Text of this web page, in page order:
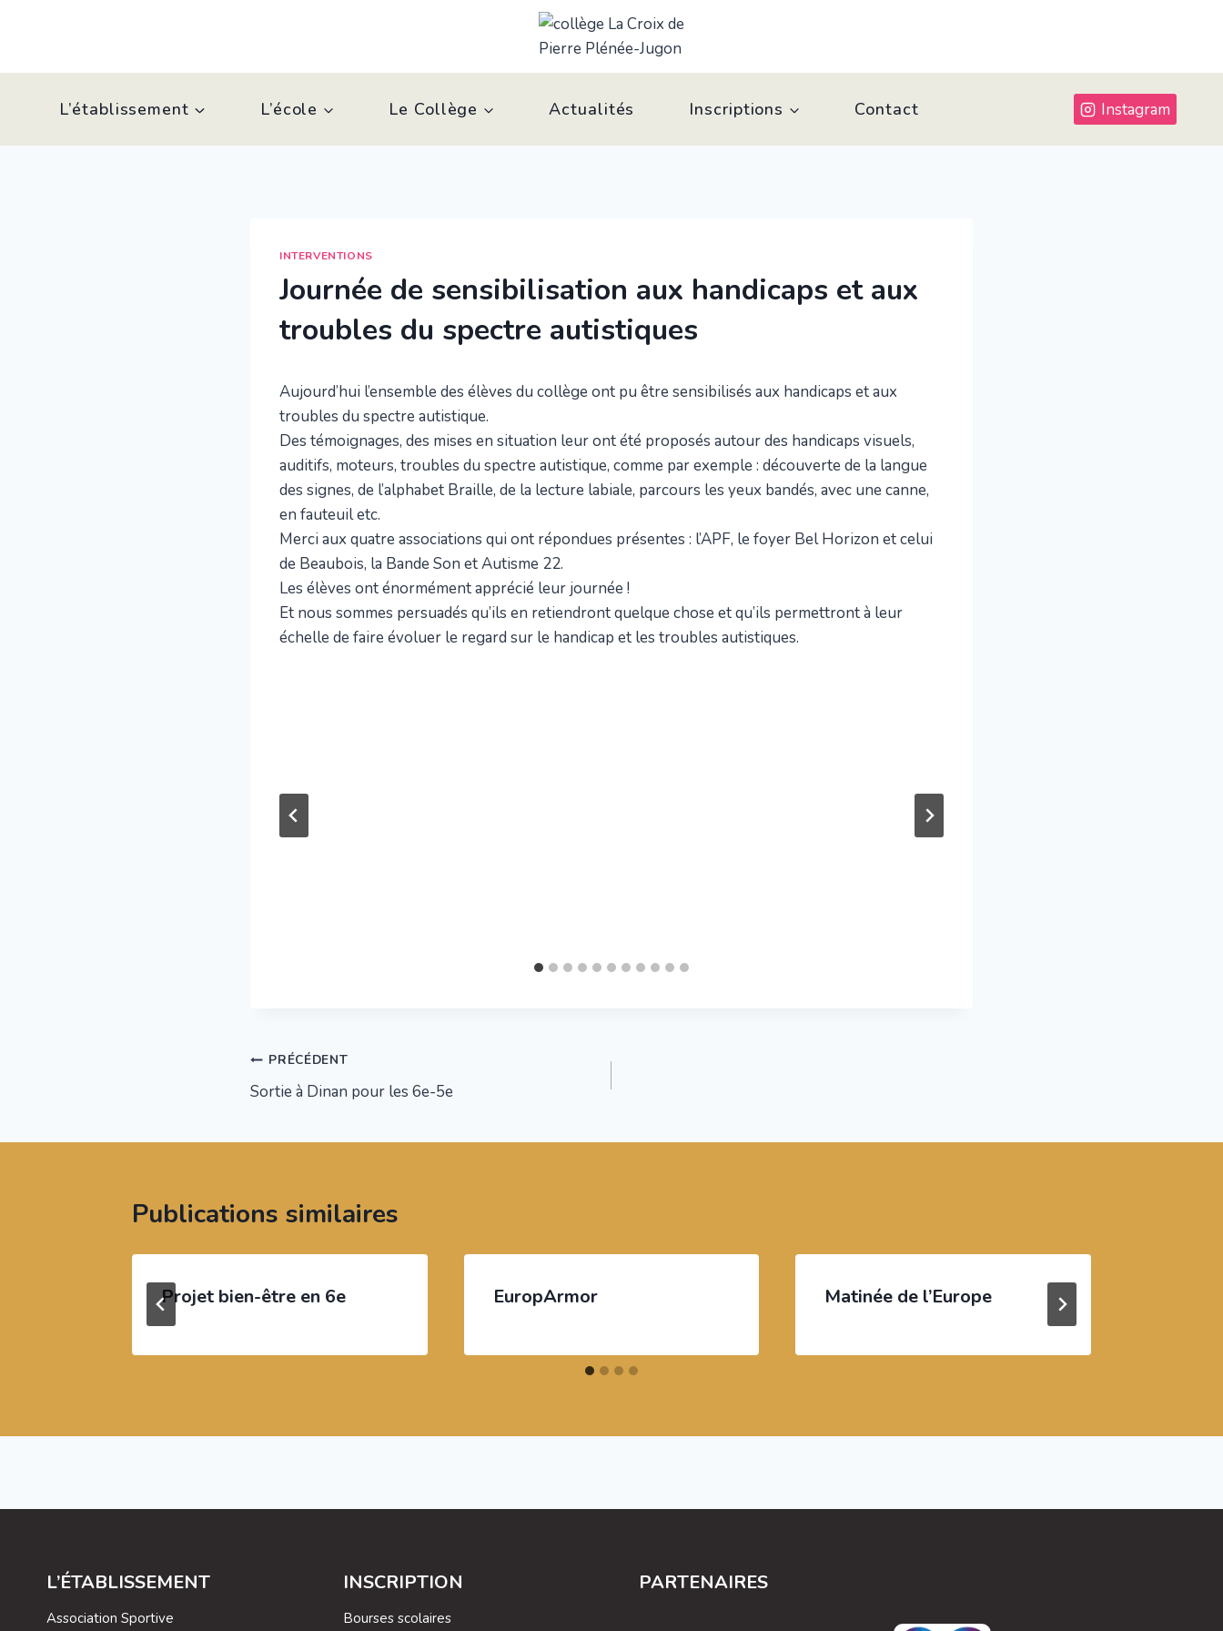
L’établissement L’école Le Collège Actualités Inscriptions Contact Instagram
INTERVENTIONS
Journée de sensibilisation aux handicaps et aux
troubles du spectre autistiques
Aujourd’hui l’ensemble des élèves du collège ont pu être sensibilisés aux handicaps et aux
troubles du spectre autistique.
Des témoignages, des mises en situation leur ont été proposés autour des handicaps visuels,
auditifs, moteurs, troubles du spectre autistique, comme par exemple : découverte de la langue
des signes, de l’alphabet Braille, de la lecture labiale, parcours les yeux bandés, avec une canne,
en fauteuil etc.
Merci aux quatre associations qui ont répondues présentes : l’APF, le foyer Bel Horizon et celui
de Beaubois, la Bande Son et Autisme 22.
Les élèves ont énormément apprécié leur journée !
Et nous sommes persuadés qu’ils en retiendront quelque chose et qu’ils permettront à leur
échelle de faire évoluer le regard sur le handicap et les troubles autistiques.
Navigation
de
l’article
PRÉCÉDENT
Sortie à Dinan pour les 6e-5e
Publications similaires
Projet bien-être en 6e EuropArmor Matinée de l’Europe
L’ÉTABLISSEMENT
Association Sportive
INSCRIPTION
Bourses scolaires
PARTENAIRES